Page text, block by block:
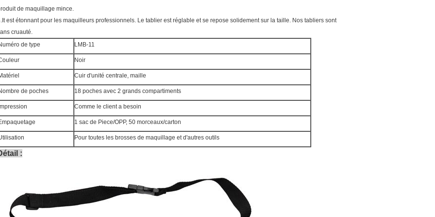
de maquillage mince.
est étonnant pour les maquilleurs professionnels. Le tablier est réglable et se repose solidement sur la taille. Nos tabliers sont
cruauté.
de type
LMB-11
Noir
Cuir d'unité centrale, maille
de poches 18 poches avec 2 grands compartiments
Comme le client a besoin
1 sac de Piece/OPP, 50 morceaux/carton
Pour toutes les brosses de maquillage et d'autres outils
: